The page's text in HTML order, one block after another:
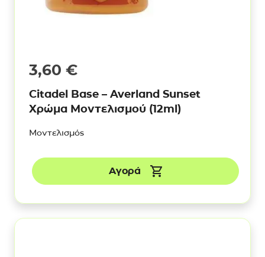
3,60 €
Citadel Base – Averland Sunset
Χρώμα Μοντελισμού (12ml)
Μοντελισμός
Αγορά